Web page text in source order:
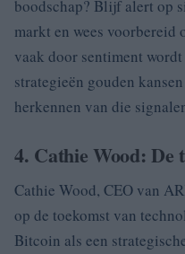
boodschap? Blijf alert op
markt en wees voorbereid
vaak door sentiment
strategieën gouden
herkennen van die
4. Cathie Wood: De
Cathie Wood, CEO van
op de toekomst van
Bitcoin als een